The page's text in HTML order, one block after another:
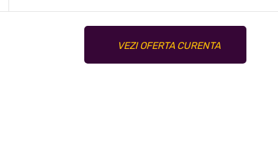
VEZI OFERTA CURENTA